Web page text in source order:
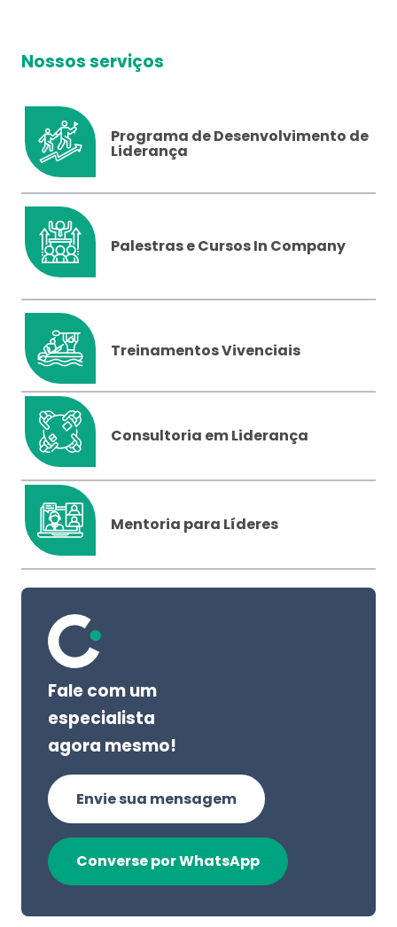
Nossos serviços
Programa de Desenvolvimento de
Liderança
Palestras e Cursos In Company
Treinamentos Vivenciais
Consultoria em Liderança
Mentoria para Líderes
Fale com um
especialista
agora mesmo!
Envie sua mensagem
Converse por WhatsApp